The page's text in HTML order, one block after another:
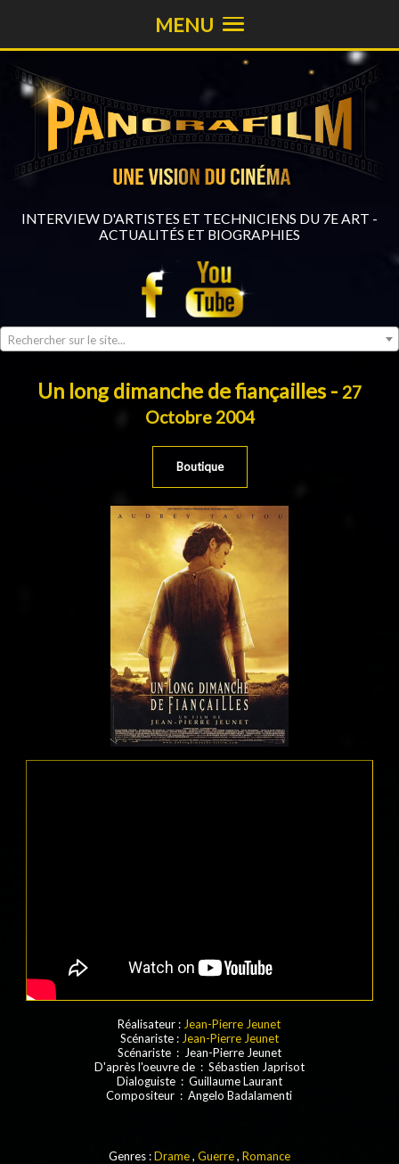
INTERVIEW D'ARTISTES ET TECHNICIENS DU 7E ART -
ACTUALITÉS ET BIOGRAPHIES
Rechercher sur le site...
MENU
Un long dimanche de fiançailles - 27
Octobre 2004
Boutique
Réalisateur : Jean-Pierre Jeunet
Scénariste : Jean-Pierre Jeunet
Scénariste : Jean-Pierre Jeunet
D'après l'oeuvre de : Sébastien Japrisot
Dialoguiste : Guillaume Laurant
Compositeur : Angelo Badalamenti
Genres :Drame, Guerre, Romance